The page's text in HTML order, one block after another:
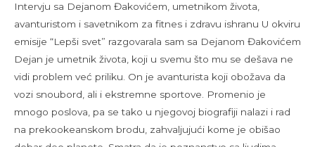
Intervju sa Dejanom Đakovićem, umetnikom života,
avanturistom i savetnikom za fitnes i zdravu ishranu U okviru
emisije “Lepši svet” razgovarala sam sa Dejanom Đakovićem
Dejan je umetnik života, koji u svemu što mu se dešava ne
vidi problem već priliku. On je avanturista koji obožava da
vozi snoubord, ali i ekstremne sportove. Promenio je
mnogo poslova, pa se tako u njegovoj biografiji nalazi i rad
na prekookeanskom brodu, zahvaljujući kome je obišao